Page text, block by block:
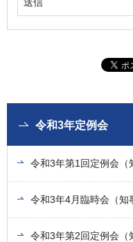
令和3年定例会
令和3年第1回定例会（
令和3年4月臨時会（知
令和3年第2回定例会（